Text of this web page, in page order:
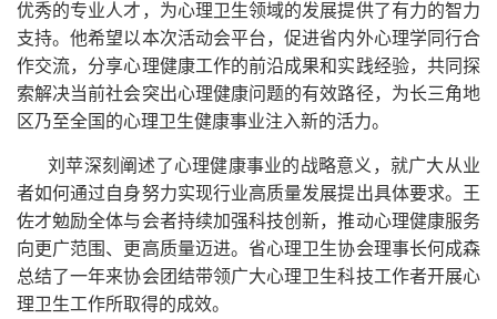
优秀的专业人才，为心理卫生领域的发展提供了有力的智力
支持。他希望以本次活动会平台，促进省内外心理学同行合
作交流，分享心理健康工作的前沿成果和实践经验，共同探
索解决当前社会突出心理健康问题的有效路径，为长三角地
区乃至全国的心理卫生健康事业注入新的活力。
刘苹深刻阐述了心理健康事业的战略意义，就广大从业
者如何通过自身努力实现行业高质量发展提出具体要求。王
佐才勉励全体与会者持续加强科技创新，推动心理健康服务
向更广范围、更高质量迈进。省心理卫生协会理事长何成森
总结了一年来协会团结带领广大心理卫生科技工作者开展心
理卫生工作所取得的成效。